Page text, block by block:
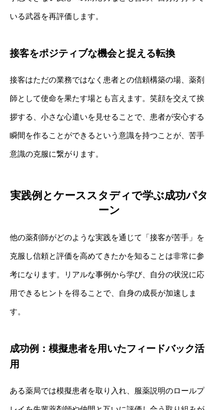
いる武器を再評価します。
接客をポジティブな機会と捉える転換
接客はただの業務ではなく患者との信頼構築の場、薬剤
師として使命を果たす場とも言えます。笑顔を交えて挨
拶する、小さな心遣いを見せることで、患者が安心する
瞬間を作ることができるという意識を持つことが、苦手
意識の克服に繋がります。
実践例とケーススタディで学ぶ成功パタ
ーン
他の薬剤師がどのような実践を通じて「接客が苦手」を
克服し信頼と評価を高めてきたかを知ることは非常に参
考になります。リアルな事例から学び、自分の状況に応
用できるヒントを得ることで、自身の成長が加速しま
す。
成功例：模擬患者を用いたフィードバック活
用
ある薬局では模擬患者を取り入れ、服薬説明のロールプ